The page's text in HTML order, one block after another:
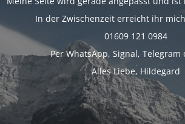
In der Zwischenzeit erreicht ihr
01609 121 0984
Per WhatsApp, Signal, Telegram
Alles Liebe, Hildegard